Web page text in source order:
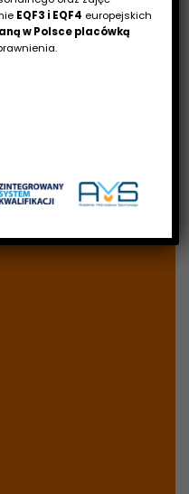
EQF3 i EQF4 europejskich
w Polsce placówką